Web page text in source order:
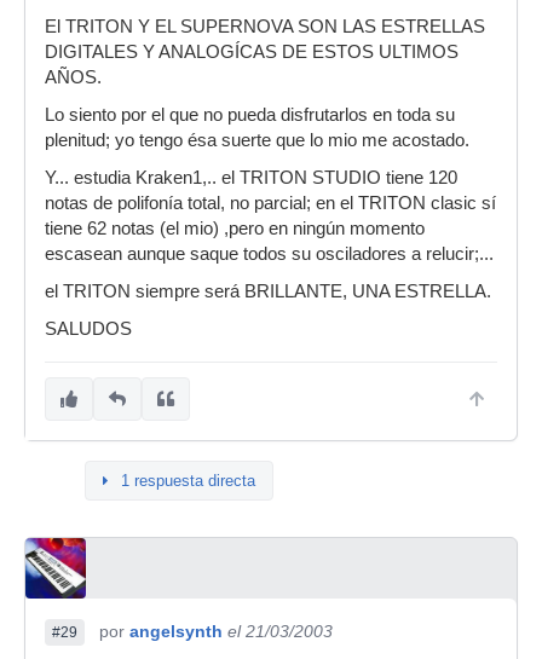
El TRITON Y EL SUPERNOVA SON LAS ESTRELLAS
DIGITALES Y ANALOGÍCAS DE ESTOS ULTIMOS
AÑOS.
Lo siento por el que no pueda disfrutarlos en toda su
plenitud; yo tengo ésa suerte que lo mio me acostado.
Y... estudia Kraken1,.. el TRITON STUDIO tiene 120
notas de polifonía total, no parcial; en el TRITON clasic sí
tiene 62 notas (el mio) ,pero en ningún momento
escasean aunque saque todos su osciladores a relucir;...
el TRITON siempre será BRILLANTE, UNA ESTRELLA.
SALUDOS
1 respuesta directa
#29 por angelsynth el 21/03/2003